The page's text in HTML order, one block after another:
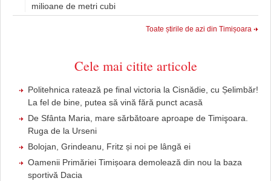
milioane de metri cubi
Toate știrile de azi din Timișoara
Cele mai citite articole
Politehnica ratează pe final victoria la Cisnădie, cu Șelimbăr!
La fel de bine, putea să vină fără punct acasă
De Sfânta Maria, mare sărbătoare aproape de Timişoara.
Ruga de la Urseni
Bolojan, Grindeanu, Fritz și noi pe lângă ei
Oamenii Primăriei Timișoara demolează din nou la baza
sportivă Dacia